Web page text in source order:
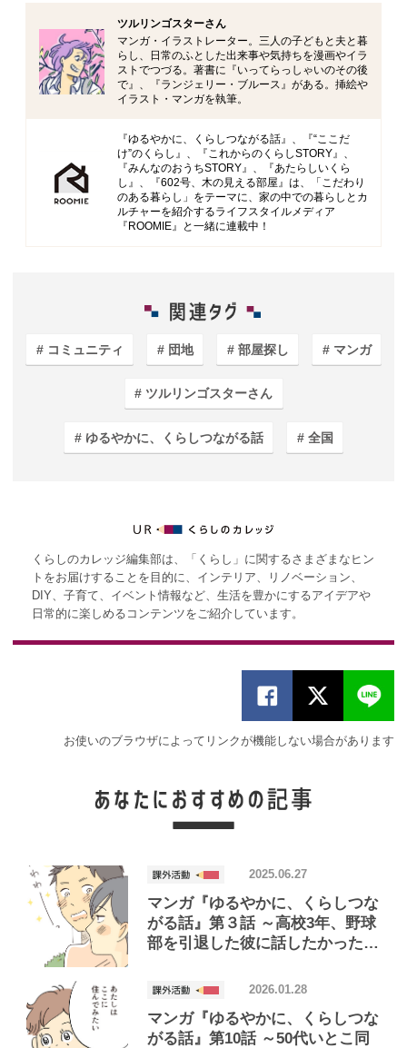
ツルリンゴスターさん
マンガ・イラストレーター。三人の子どもと夫と暮
らし、日常のふとした出来事や気持ちを漫画やイラ
ストでつづる。著書に『いってらっしゃいのその後
で』、『ランジェリー・ブルース』がある。挿絵や
イラスト・マンガを執筆。
『ゆるやかに、くらしつながる話』、『“ここだ
け”のくらし』、『これからのくらしSTORY』、
『みんなのおうちSTORY』、『あたらしいくら
し』、『602号、木の見える部屋』は、「こだわり
のある暮らし」をテーマに、家の中での暮らしとカ
ルチャーを紹介するライフスタイルメディア
『ROOMIE』と一緒に連載中！
コミュニティ 団地 部屋探し マンガ
ツルリンゴスターさん
ゆるやかに、くらしつながる話 全国
くらしのカレッジ編集部は、「くらし」に関するさまざまなヒン
トをお届けすることを目的に、インテリア、リノベーション、
DIY、子育て、イベント情報など、生活を豊かにするアイデアや
日常的に楽しめるコンテンツをご紹介しています。
お使いのブラウザによってリンクが機能しない場合があります
マンガ『ゆるやかに、くらしつな
がる話』第３話 ～高校3年、野球
部を引退した彼に話したかったこ
2025.06.27
マンガ『ゆるやかに、くらしつな
がる話』第10話 ～50代いとこ同
2026.01.28